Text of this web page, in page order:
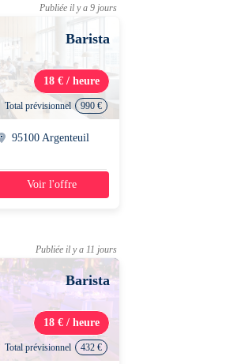
Publiée il y a 9 jours
Barista
18 € / heure
Total prévisionnel 990 €
95100 Argenteuil
2 semaines
Voir l'offre
Publiée il y a 11 jours
Barista
18 € / heure
Total prévisionnel 432 €